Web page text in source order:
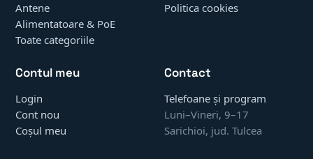
Antene
Alimentatoare & PoE
Toate categoriile
Politica cookies
Contul meu
Login
Cont nou
Coșul meu
Contact
Telefoane și program
Luni–Vineri, 9–17
Sarichioi, jud. Tulcea